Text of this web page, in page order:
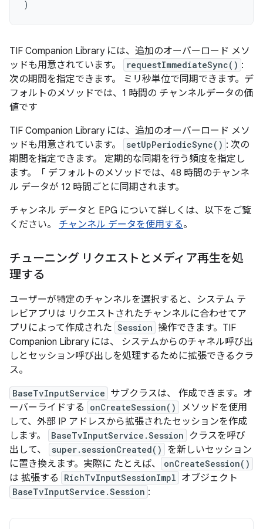
)
TIF Companion Library には、追加のオーバーロード メソ
ッドも用意されています。
requestImmediateSync() :
次の期間を指定できます。 ミリ秒単位で同期できます。デ
フォルトのメソッドでは、1 時間の チャンネルデータの価
値です
TIF Companion Library には、追加のオーバーロード メソ
ッドも用意されています。
setUpPeriodicSync() : 次の
期間を指定できます。 定期的な同期を行う頻度を指定し
ます。「 デフォルトのメソッドでは、48 時間のチャンネ
ル データが 12 時間ごとに同期されます。
チャンネル データと EPG について詳しくは、以下をご覧
ください。 チャンネル データを使用する。
チューニング リクエストとメディア再生を処
理する
ユーザーが特定のチャンネルを選択すると、システム テ
レビアプリは リクエストされたチャンネルに合わせてア
プリによって作成された Session 操作できます。TIF
Companion Library には、 システムからのチャネル呼び出
しとセッション呼び出しを処理するために拡張できるクラ
ス。
BaseTvInputService サブクラスは、 作成できます。オ
ーバーライドする
onCreateSession()
メソッドを使用
して、外部 IP アドレスから拡張されたセッションを作成
します。
BaseTvInputService.Session
クラスを呼び
出して、
super.sessionCreated()
を新しいセッション
に置き換えます。実際に たとえば、
onCreateSession()
は 拡張する RichTvInputSessionImpl オブジェクト
BaseTvInputService.Session :